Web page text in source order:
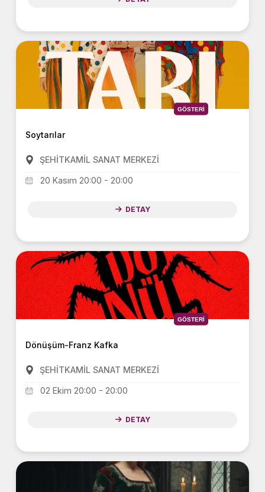
GÖSTERI
Soytarılar
ŞEHİTKAMİL SANAT MERKEZİ
20 Kasım 20:00 - 20:00
DETAY
GÖSTERI
Dönüşüm-Franz Kafka
ŞEHİTKAMİL SANAT MERKEZİ
02 Ekim 20:00 - 20:00
DETAY